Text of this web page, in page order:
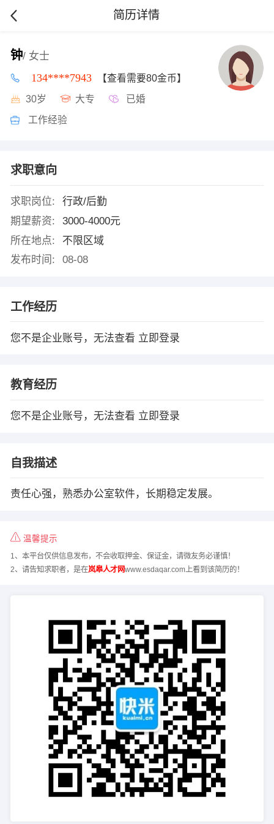
简历详情
钟/ 女士
134****7943 【查看需要80金币】
30岁 大专 已婚
工作经验
求职意向
求职岗位:
行政/后勤
期望薪资:
3000-4000元
所在地点:
不限区域
发布时间:
08-08
工作经历
您不是企业账号，无法查看 立即登录
教育经历
您不是企业账号，无法查看 立即登录
自我描述
责任心强，熟悉办公室软件，长期稳定发展。
温馨提示
1、本平台仅供信息发布，不会收取押金、保证金，请微友务必谨慎！
2、请告知求职者，是在岚皋人才网www.esdaqar.com上看到该简历的！